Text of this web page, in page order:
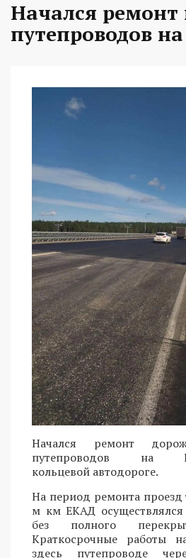
Начался
путепроводов
Начался ремонт
путепроводов на
кольцевой автодороге.
На период ремонта проезд
м км ЕКАД
без полного
Краткосрочные работы
здесь путепроводе